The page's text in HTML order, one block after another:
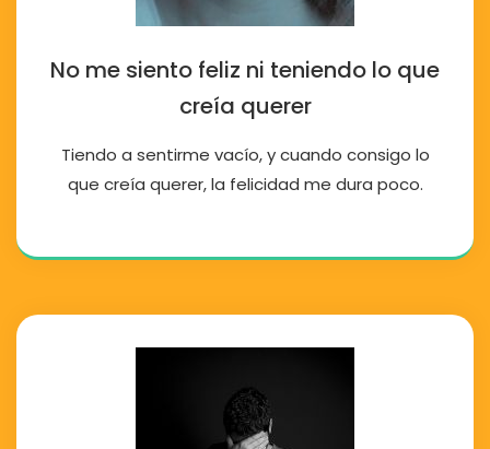
No me siento feliz ni teniendo lo que
creía querer
Tiendo a sentirme vacío, y cuando consigo lo
que creía querer, la felicidad me dura poco.